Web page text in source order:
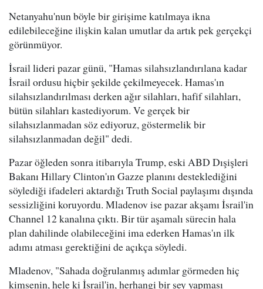
Netanyahu'nun böyle bir girişime katılmaya ikna
edilebileceğine ilişkin kalan umutlar da artık pek gerçekçi
görünmüyor.
İsrail lideri pazar günü, "Hamas silahsızlandırılana kadar
İsrail ordusu hiçbir şekilde çekilmeyecek. Hamas'ın
silahsızlandırılması derken ağır silahları, hafif silahları,
bütün silahları kastediyorum. Ve gerçek bir
silahsızlanmadan söz ediyoruz, göstermelik bir
silahsızlanmadan değil" dedi.
Pazar öğleden sonra itibarıyla Trump, eski ABD Dışişleri
Bakanı Hillary Clinton'ın Gazze planını desteklediğini
söylediği ifadeleri aktardığı Truth Social paylaşımı dışında
sessizliğini koruyordu. Mladenov ise pazar akşamı İsrail'in
Channel 12 kanalına çıktı. Bir tür aşamalı sürecin hala
plan dahilinde olabileceğini ima ederken Hamas'ın ilk
adımı atması gerektiğini de açıkça söyledi.
Mladenov, "Sahada doğrulanmış adımlar görmeden hiç
kimsenin, hele ki İsrail'in, herhangi bir şey yapması